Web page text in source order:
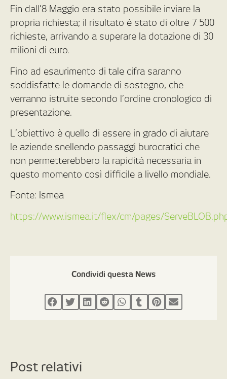
Fin dall’8 Maggio era stato possibile inviare la
propria richiesta; il risultato è stato di oltre 7 500
richieste, arrivando a superare la dotazione di 30
milioni di euro.
Fino ad esaurimento di tale cifra saranno
soddisfatte le domande di sostegno, che
verranno istruite secondo l’ordine cronologico di
presentazione.
L’obiettivo è quello di essere in grado di aiutare
le aziende snellendo passaggi burocratici che
non permetterebbero la rapidità necessaria in
questo momento così difficile a livello mondiale.
Fonte: Ismea
https://www.ismea.it/flex/cm/pages/
Condividi questa News
Post relativi